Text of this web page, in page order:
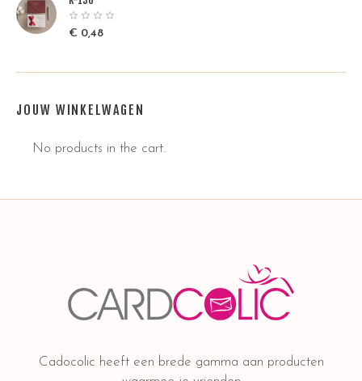
€ 0,48
JOUW WINKELWAGEN
No products in the cart.
Cadocolic heeft een brede gamma aan producten